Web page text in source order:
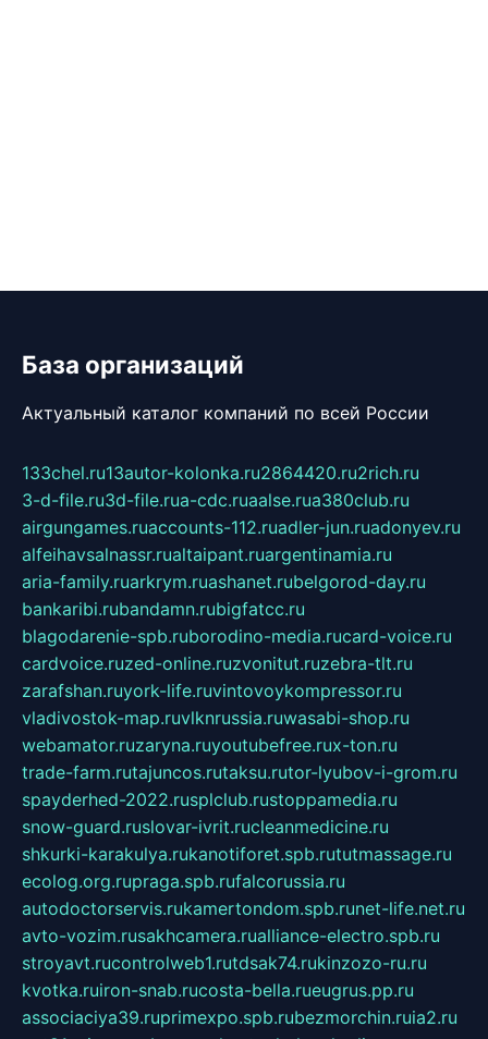
База организаций
Актуальный каталог компаний по всей России
133chel.ru13autor-kolonka.ru2864420.ru2rich.ru
3-d-file.ru3d-file.rua-cdc.ruaalse.rua380club.ru
airgungames.ruaccounts-112.ruadler-jun.ruadonyev.ru
alfeihavsalnassr.rualtaipant.ruargentinamia.ru
aria-family.ruarkrym.ruashanet.rubelgorod-day.ru
bankaribi.rubandamn.rubigfatcc.ru
blagodarenie-spb.ruborodino-media.rucard-voice.ru
cardvoice.ruzed-online.ruzvonitut.ruzebra-tlt.ru
zarafshan.ruyork-life.ruvintovoykompressor.ru
vladivostok-map.ruvlknrussia.ruwasabi-shop.ru
webamator.ruzaryna.ruyoutubefree.rux-ton.ru
trade-farm.rutajuncos.rutaksu.rutor-lyubov-i-grom.ru
spayderhed-2022.rusplclub.rustoppamedia.ru
snow-guard.ruslovar-ivrit.rucleanmedicine.ru
shkurki-karakulya.rukanotiforet.spb.rututmassage.ru
ecolog.org.rupraga.spb.rufalcorussia.ru
autodoctorservis.rukamertondom.spb.runet-life.net.ru
avto-vozim.rusakhcamera.rualliance-electro.spb.ru
stroyavt.rucontrolweb1.rutdsak74.rukinzozo-ru.ru
kvotka.ruiron-snab.rucosta-bella.rueugrus.pp.ru
associaciya39.ruprimexpo.spb.rubezmorchin.ruia2.ru